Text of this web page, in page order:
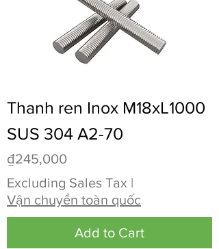
Thanh ren Inox M18xL1000
SUS 304 A2-70
Price
₫245,000
Excluding Sales Tax |
Vận chuyển toàn quốc
Add to Cart